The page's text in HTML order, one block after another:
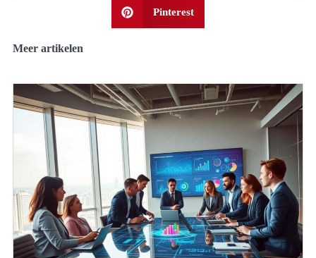
Pinterest
Meer artikelen